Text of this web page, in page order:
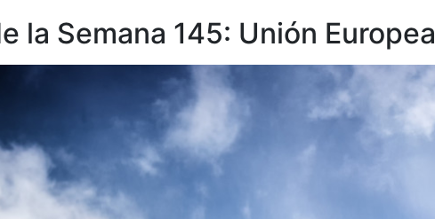
la Semana 145: Unión Europea